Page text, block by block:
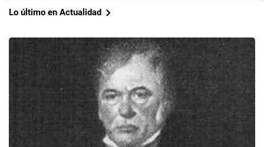
Lo último en Actualidad